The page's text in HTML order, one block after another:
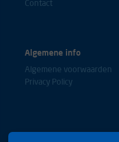
Contact
Algemene info
Algemene voorwaarden
Privacy Policy